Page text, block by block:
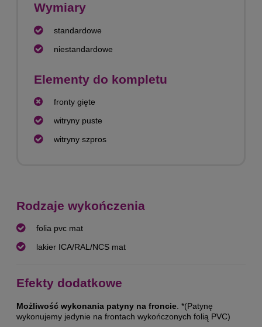
Wymiary
standardowe
niestandardowe
Elementy do kompletu
fronty gięte
witryny puste
witryny szpros
Rodzaje wykończenia
folia pvc mat
lakier ICA/RAL/NCS mat
Efekty dodatkowe
Możliwość wykonania patyny na froncie . *(Patynę
wykonujemy jedynie na frontach wykończonych folią PVC)